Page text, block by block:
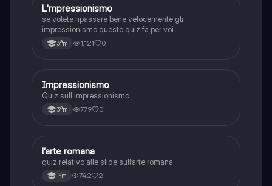
LArte
L'mpressionismo
se volete ripassare bene velocemente gli
impressionismo questo quiz fa per voi
3ªm 1,121 0
IArte
Impressionismo
Quiz sull'impressionismo
3ªm 779 0
LArte
l’arte romana
quiz relativo alle slide sull’arte romana
1ªm 742 2